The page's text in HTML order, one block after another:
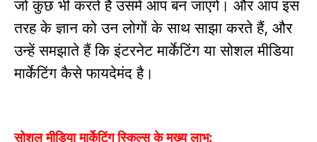
जो कुछ भी करते हैं उसमें आप बन जाएंगे। और आप इस
तरह के ज्ञान को उन लोगों के साथ साझा करते हैं, और
उन्हें समझाते हैं कि इंटरनेट मार्केटिंग यासोशल मीडिया
मार्केटिंग कैसे फायदेमंद है।
सोशल मीडिया मार्केटिंग स्किल्स के मुख्य लाभ: